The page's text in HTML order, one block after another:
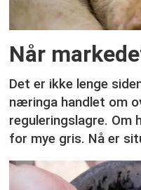
Når
Det er ikke lenge
næringa handlet om
reguleringslagre. Om
for mye gris. Nå er